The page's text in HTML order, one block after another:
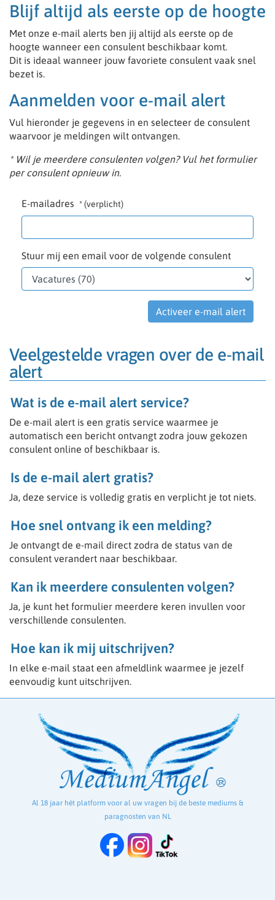
Blijf altijd als eerste op de hoogte
Met onze e-mail alerts ben jij altijd als eerste op de
hoogte wanneer een consulent beschikbaar komt.
Dit is ideaal wanneer jouw favoriete consulent vaak snel
bezet is.
Aanmelden voor e-mail alert
Vul hieronder je gegevens in en selecteer de consulent
waarvoor je meldingen wilt ontvangen.
* Wil je meerdere consulenten volgen? Vul het formulier
per consulent opnieuw in.
E-mailadres * (verplicht)
Stuur mij een email voor de volgende consulent
Veelgestelde vragen over de e-mail
alert
Wat is de e-mail alert service?
De e-mail alert is een gratis service waarmee je
automatisch een bericht ontvangt zodra jouw gekozen
consulent online of beschikbaar is.
Is de e-mail alert gratis?
Ja, deze service is volledig gratis en verplicht je tot niets.
Hoe snel ontvang ik een melding?
Je ontvangt de e-mail direct zodra de status van de
consulent verandert naar beschikbaar.
Kan ik meerdere consulenten volgen?
Ja, je kunt het formulier meerdere keren invullen voor
verschillende consulenten.
Hoe kan ik mij uitschrijven?
In elke e-mail staat een afmeldlink waarmee je jezelf
eenvoudig kunt uitschrijven.
Al 18 jaar hét platform voor al uw vragen bij de beste mediums &
paragnosten van NL